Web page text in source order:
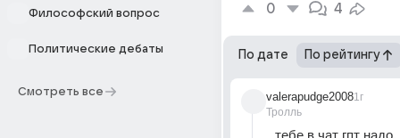
Философский вопрос
Политические дебаты
Смотреть все
0 4
По дате По рейтингу
valerapudge2008
Тролль
1г
тебе в чат гпт